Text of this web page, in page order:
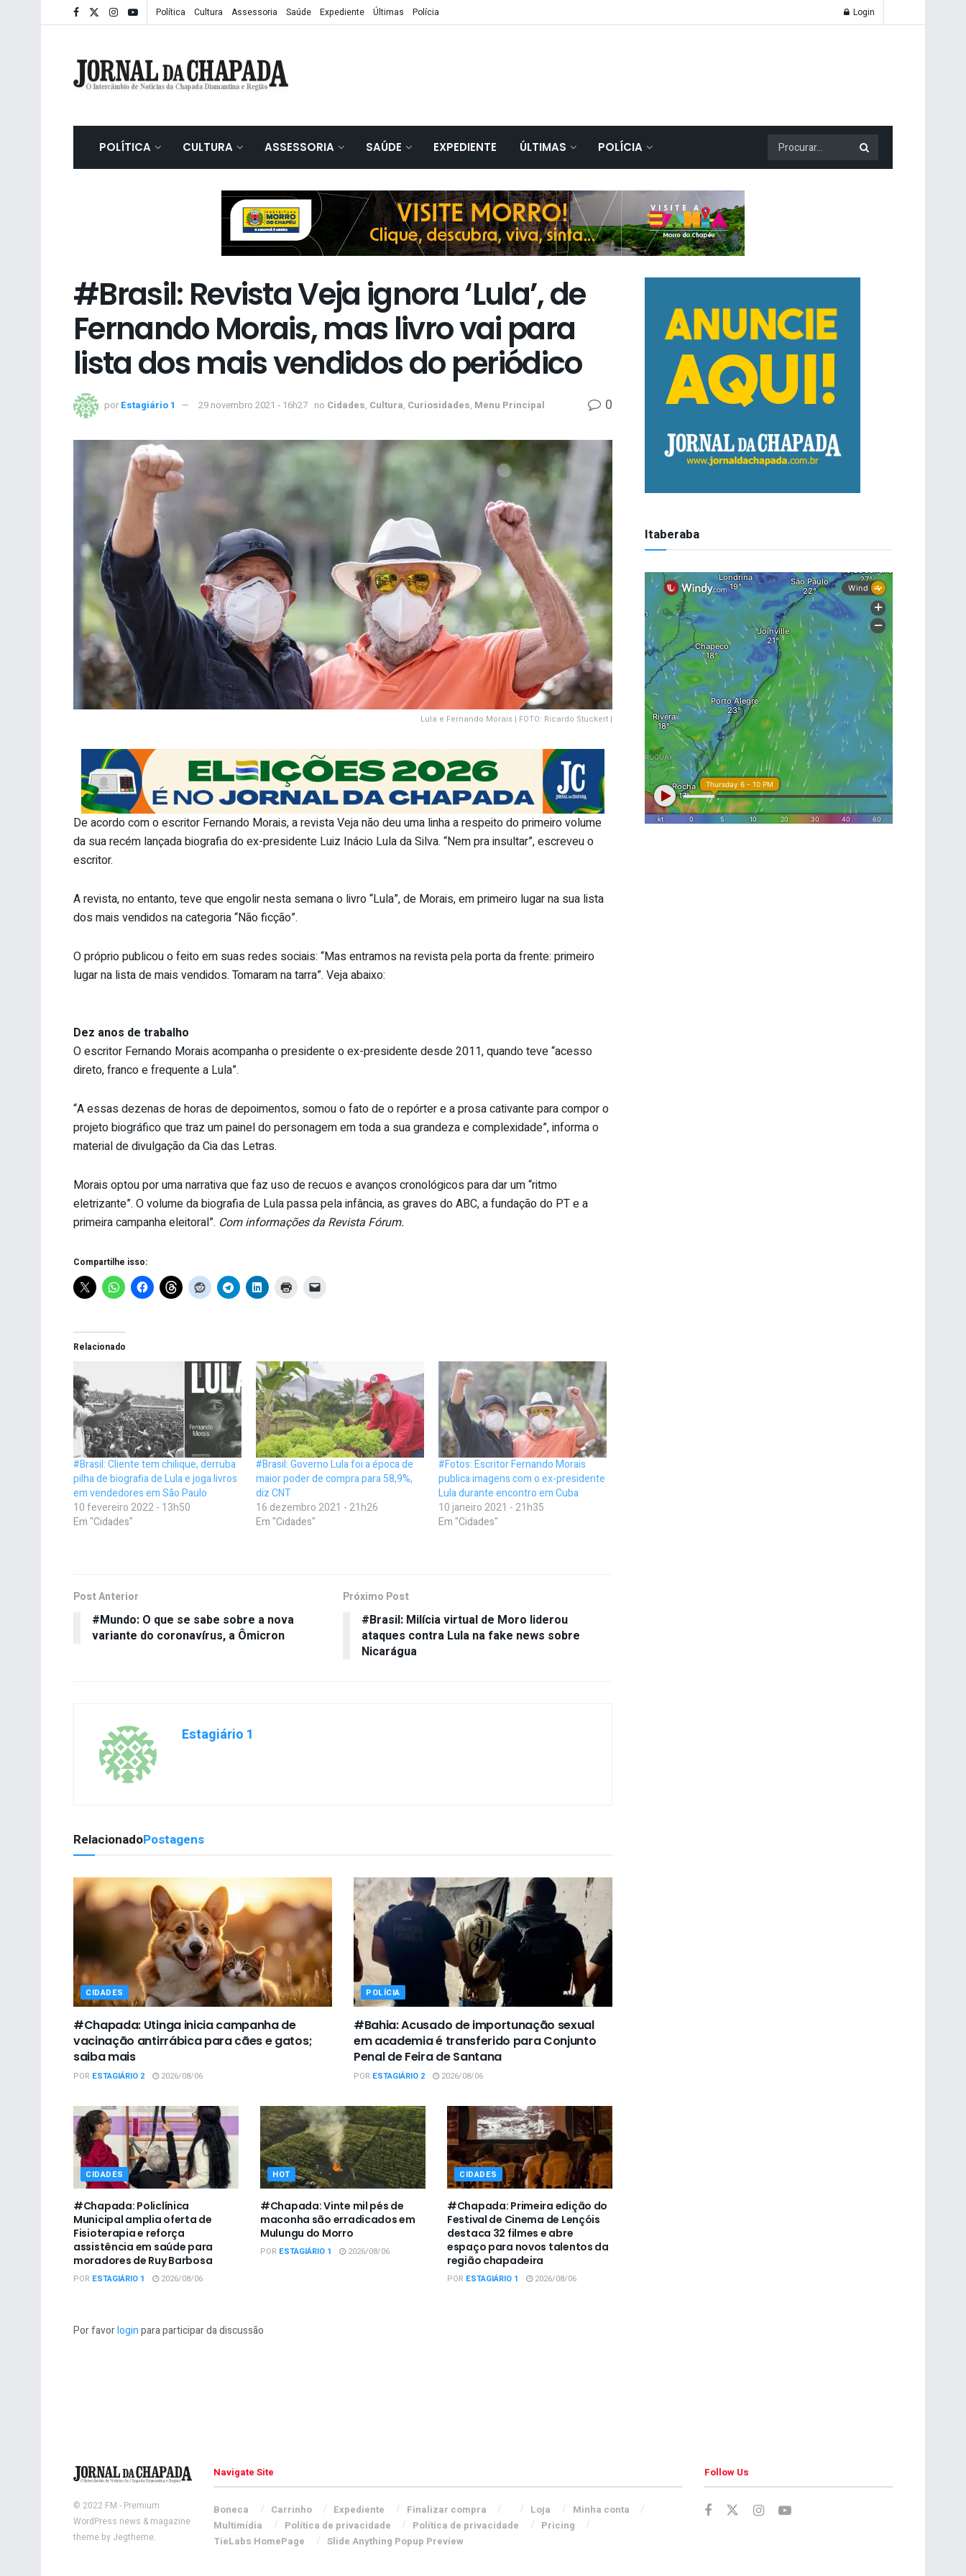
Política Cultura Assessoria Saúde Expediente Últimas Polícia Login
POLÍTICA CULTURA ASSESSORIA SAÚDE EXPEDIENTE ÚLTIMAS POLÍCIA
#Brasil: Revista Veja ignora ‘Lula’, de
Fernando Morais, mas livro vai para
lista dos mais vendidos do periódico
por Estagiário 1 29 novembro 2021 - 16h27 no Cidades, Cultura, Curiosidades, Menu Principal 0
Lula e Fernando Morais | FOTO: Ricardo Stuckert |
De acordo com o escritor Fernando Morais, a revista Veja não deu uma linha a respeito do primeiro volume
da sua recém lançada biografia do ex-presidente Luiz Inácio Lula da Silva. “Nem pra insultar”, escreveu o
escritor.
A revista, no entanto, teve que engolir nesta semana o livro “Lula”, de Morais, em primeiro lugar na sua lista
dos mais vendidos na categoria “Não ficção”.
O próprio publicou o feito em suas redes sociais: “Mas entramos na revista pela porta da frente: primeiro
lugar na lista de mais vendidos. Tomaram na tarra”. Veja abaixo:
Dez anos de trabalho
O escritor Fernando Morais acompanha o presidente o ex-presidente desde 2011, quando teve “acesso
direto, franco e frequente a Lula”.
“A essas dezenas de horas de depoimentos, somou o fato de o repórter e a prosa cativante para compor o
projeto biográfico que traz um painel do personagem em toda a sua grandeza e complexidade”, informa o
material de divulgação da Cia das Letras.
Morais optou por uma narrativa que faz uso de recuos e avanços cronológicos para dar um “ritmo
eletrizante”. O volume da biografia de Lula passa pela infância, as graves do ABC, a fundação do PT e a
primeira campanha eleitoral”. Com informações da Revista Fórum.
Compartilhe isso:
Relacionado
#Brasil: Cliente tem chilique, derruba
pilha de biografia de Lula e joga livros
em vendedores em São Paulo
10 fevereiro 2022 - 13h50
Em "Cidades"
#Brasil: Governo Lula foi a época de
maior poder de compra para 58,9%,
diz CNT
16 dezembro 2021 - 21h26
Em "Cidades"
#Fotos: Escritor Fernando Morais
publica imagens com o ex-presidente
Lula durante encontro em Cuba
10 janeiro 2021 - 21h35
Em "Cidades"
Post Anterior
#Mundo: O que se sabe sobre a nova
variante do coronavírus, a Ômicron
Próximo Post
#Brasil: Milícia virtual de Moro liderou
ataques contra Lula na fake news sobre
Nicarágua
Estagiário 1
RelacionadoPostagens
CIDADES
#Chapada: Utinga inicia campanha de
vacinação antirrábica para cães e gatos;
saiba mais
POR ESTAGIÁRIO 2 2026/08/06
POLÍCIA
#Bahia: Acusado de importunação sexual
em academia é transferido para Conjunto
Penal de Feira de Santana
POR ESTAGIÁRIO 2 2026/08/06
CIDADES
#Chapada: Policlínica
Municipal amplia oferta de
Fisioterapia e reforça
assistência em saúde para
moradores de Ruy Barbosa
POR ESTAGIÁRIO 1 2026/08/06
HOT
#Chapada: Vinte mil pés de
maconha são erradicados em
Mulungu do Morro
POR ESTAGIÁRIO 1 2026/08/06
CIDADES
#Chapada: Primeira edição do
Festival de Cinema de Lençóis
destaca 32 filmes e abre
espaço para novos talentos da
região chapadeira
POR ESTAGIÁRIO 1 2026/08/06
Por favorloginpara participar da discussão
Itaberaba
© 2022 FM - Premium
WordPress news & magazine
theme by Jegtheme.
Navigate Site
Boneca Carrinho Expediente Finalizar compra Loja
Minha conta
Multimídia
Política de privacidade Política de privacidade
Pricing
TieLabs HomePage
Slide Anything Popup Preview
Follow Us